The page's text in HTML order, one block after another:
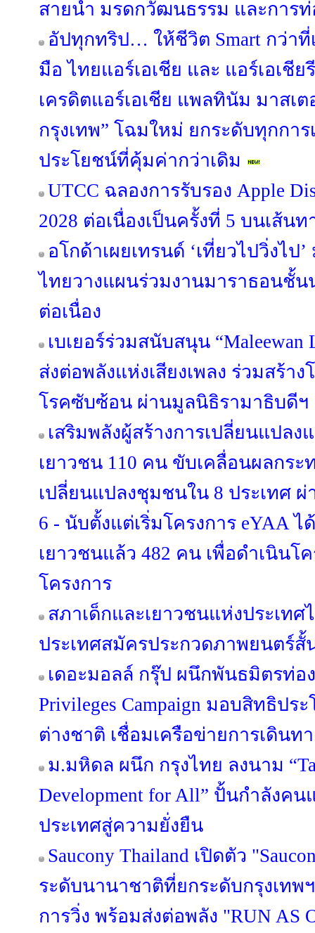
สายน้ำ มรดกวัฒนธรรม และการท่
อัปทุกทริป… ให้ชีวิต Smart กว่าที่
มือ ไทยแอร์เอเชีย และ แอร์เอเชีย
เครดิตแอร์เอเชีย แพลทินัม มาสเ
กรุงเทพ” โฉมใหม่ ยกระดับทุกกา
ประโยชน์ที่คุ้มค่ากว่าเดิม
UTCC ฉลองการรับรอง Apple
2028 ต่อเนื่องเป็นครั้งที่ 5 บนเส้นท
อโกด้าเผยเทรนด์ ‘เที่ยวไปวิ่งไป
ไทยวางแผนร่วมงานมาราธอนชั้น
ต่อเนื่อง
เบเยอร์ร่วมสนับสนุน “Maleewan
ส่งต่อพลังแห่งเสียงเพลง ร่วมสร้า
โรคซับซ้อน ผ่านมูลนิธิรามาธิบดีฯ
เสริมพลังผู้สร้างการเปลี่ยนแปล
เยาวชน 110 คน ขับเคลื่อนผลกร
เปลี่ยนแปลงชุมชนใน 8 ประเทศ ผ่
6 - นับตั้งแต่เริ่มโครงการ eYAA
เยาวชนแล้ว 482 คน เพื่อดำเนินโ
โครงการ
สภาเด็กและเยาวชนแห่งประเท
ประเทศสมัครประกวดภาพยนตร์สั้
เดอะมอลล์ กรุ๊ป ผนึกพันธมิตรท่อ
Privileges Campaign มอบสิทธิปร
ต่างชาติ เชื่อมเครือข่ายการเดินท
ม.มหิดล ผนึก กรุงไทย ลงนาม
Development for All” ปั้นกำลังค
ประเทศสู่ความยั่งยืน
Saucony Thailand เปิดตัว
ระดับนานาชาติที่ยกระดับกรุงเทพ
การวิ่ง พร้อมส่งต่อพลัง "RUN AS